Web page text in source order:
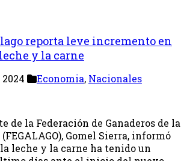
reporta leve incremento en
y la carne
Economia, Nacionales
de la Federación de Ganaderos de la
Gomel Sierra, informó
leche y la carne ha tenido un